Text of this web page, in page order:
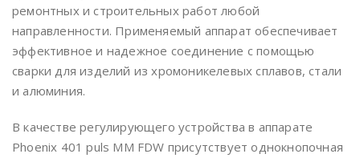
ремонтных и строительных работ любой
направленности. Применяемый аппарат обеспечивает
эффективное и надежное соединение с помощью
сварки для изделий из хромоникелевых сплавов, стали
и алюминия.
В качестве регулирующего устройства в аппарате
Phoenix 401 puls MM FDW присутствует однокнопочная